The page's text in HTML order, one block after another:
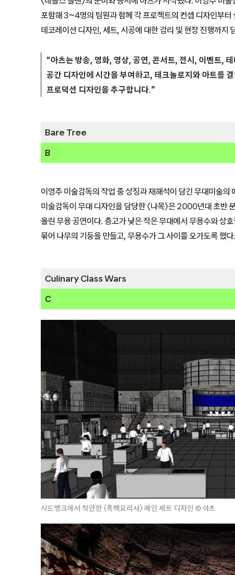
포함해 3~4명의 팀원과 함께 각 프로젝트의 컨셉 디자인부터
데코레이션 디자인, 세트, 시공에 대한 감리 및 현장 진행까지
“아츠는 방송, 영화, 영상, 공연, 콘서트, 전시, 이벤트,
공간 디자인에 시간을 부여하고, 테크놀로지와 아트를
프로덕션 디자인을 추구합니다.”
Bare Tree
B
이영주 미술감독의 작업 중 상징과 재해석이 담긴 무대미술의
미술감독이 무대 디자인을 담당한 〈나목〉은 2000년대 초반
올린 무용 공연이다. 층고가 낮은 작은 무대에서 무용수와 상
묶어 나무의 기둥을 만들고, 무용수가 그 사이를 오가도록 했다.
Culinary Class Wars
C
시드뱅크에서 착안한 〈흑백요리사〉 메인 세트 디자인 © 아츠